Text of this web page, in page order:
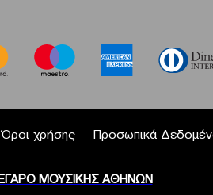
Όροι χρήσης Προσωπικά
ΜΟΥΣΙΚΗΣ ΑΘΗΝΩΝ